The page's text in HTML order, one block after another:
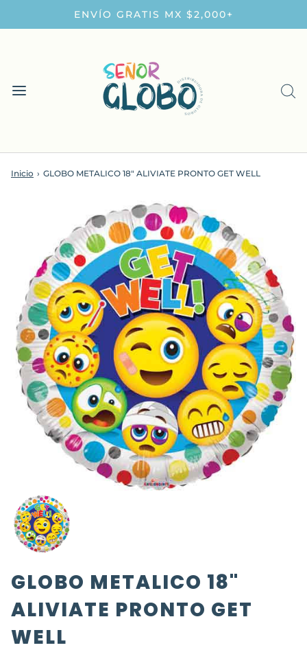
ENVÍO GRATIS MX $2,000+
Inicio › GLOBO METALICO 18" ALIVIATE PRONTO GET WELL
GLOBO METALICO 18"
ALIVIATE PRONTO GET
WELL